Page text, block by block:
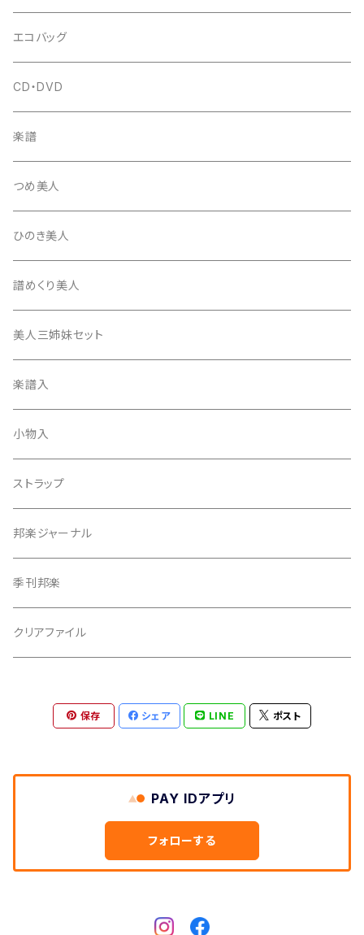
箏柱
柱入
平柱入
三角柱入
琴台
13絃用琴台（低）
13絃用琴台（高）
桐柱箱
消音フェルト
はつね糸
地唄駒
長唄駒
糸駒入
爪駒入
撥入
一丁撥入
三角撥入（ファスナー式）
撥
長唄・民謡撥
地唄撥
撥さや
撥滑り止めゴム
ひざゴム・胴ゴム・おひざもと
天神袋
天神巾着
指すり
つぼシール
撥皮・撥皮のり
胴板
つや布巾
立奏用譜面台
調子笛・音叉
チューナー・メトロノーム
エコバッグ
CD・DVD
楽譜
つめ美人
ひのき美人
譜めくり美人
美人三姉妹セット
楽譜入
小物入
ストラップ
邦楽ジャーナル
季刊邦楽
クリアファイル
保存 シェア LINE ポスト
PAY IDアプリ
フォローする